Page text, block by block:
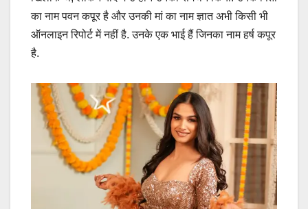
का नाम पवन कपूर है और उनकी मां का नाम ज्ञात अभी किसी भी
ऑनलाइन रिपोर्ट में नहीं है. उनके एक भाई हैं जिनका नाम हर्ष कपूर
है.